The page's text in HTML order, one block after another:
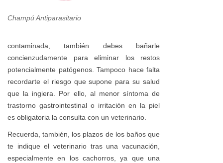
Champú Antiparasitario
contaminada, también debes bañarle
concienzudamente para eliminar los restos
potencialmente patógenos. Tampoco hace falta
recordarte el riesgo que supone para su salud
que la ingiera. Por ello, al menor síntoma de
trastorno gastrointestinal o irritación en la piel
es obligatoria la consulta con un veterinario.
Recuerda, también, los plazos de los baños que
te indique el veterinario tras una vacunación,
especialmente en los cachorros, ya que una